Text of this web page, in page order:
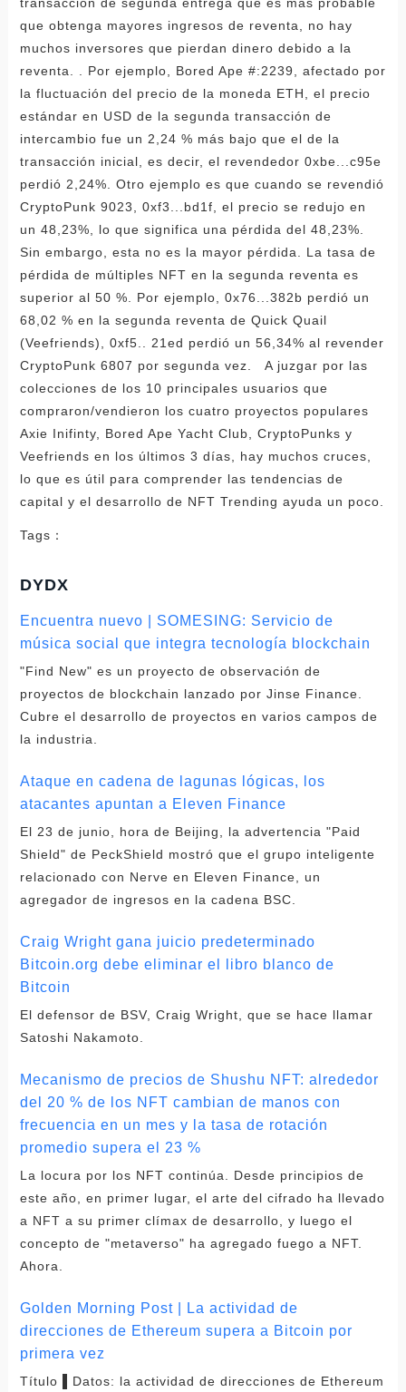
Tags：
DYDX
Encuentra nuevo | SOMESING: Servicio de
música social que integra tecnología blockchain
"Find New" es un proyecto de observación de
proyectos de blockchain lanzado por Jinse Finance.
Cubre el desarrollo de proyectos en varios campos de
la industria.
Ataque en cadena de lagunas lógicas, los
atacantes apuntan a Eleven Finance
El 23 de junio, hora de Beijing, la advertencia "Paid
Shield" de PeckShield mostró que el grupo inteligente
relacionado con Nerve en Eleven Finance, un
agregador de ingresos en la cadena BSC.
Craig Wright gana juicio predeterminado
Bitcoin.org debe eliminar el libro blanco de
Bitcoin
El defensor de BSV, Craig Wright, que se hace llamar
Satoshi Nakamoto.
Mecanismo de precios de Shushu NFT: alrededor
del 20 % de los NFT cambian de manos con
frecuencia en un mes y la tasa de rotación
promedio supera el 23 %
La locura por los NFT continúa. Desde principios de
este año, en primer lugar, el arte del cifrado ha llevado
a NFT a su primer clímax de desarrollo, y luego el
concepto de "metaverso" ha agregado fuego a NFT.
Ahora.
Golden Morning Post | La actividad de
direcciones de Ethereum supera a Bitcoin por
primera vez
Título ▌Datos: la actividad de direcciones de Ethereum